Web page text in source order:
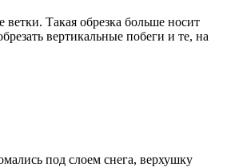
ветки. Такая обрезка больше носит
вертикальные побеги и те, на
под слоем снега, верхушку